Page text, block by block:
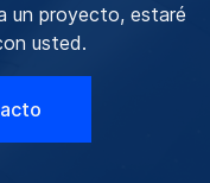
un proyecto, estaré
usted.